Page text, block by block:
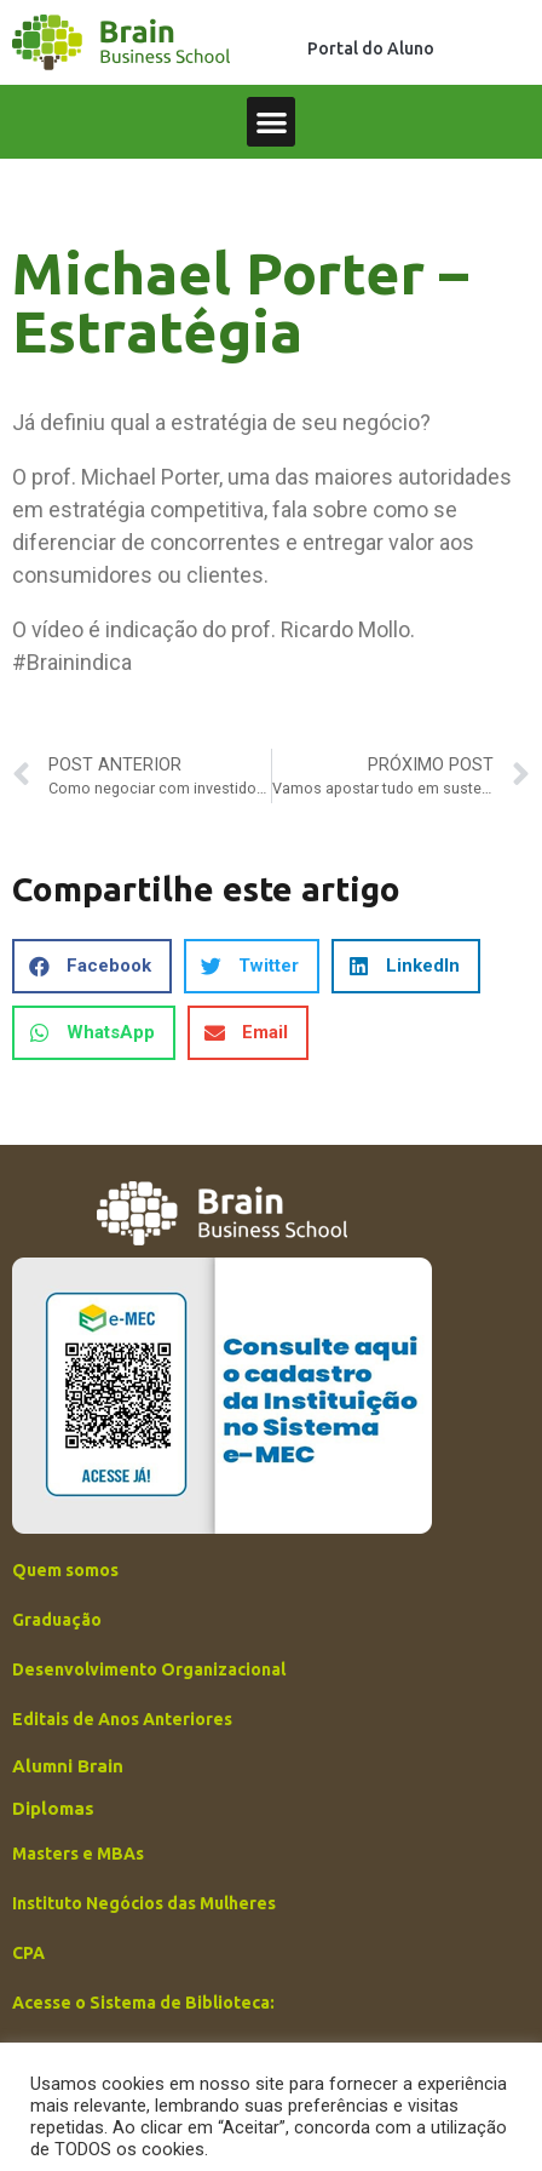
Portal do Aluno
Michael Porter –
Estratégia
Já definiu qual a estratégia de seu negócio?
O prof. Michael Porter, uma das maiores autoridades
em estratégia competitiva, fala sobre como se
diferenciar de concorrentes e entregar valor aos
consumidores ou clientes.
O vídeo é indicação do prof. Ricardo Mollo.
#Brainindica
POST ANTERIOR PRÓXIMO POST
Vamos apostar tudo em sustentabilidade
Compartilhe este artigo
Facebook Twitter LinkedIn
WhatsApp Email
Quem somos
Graduação
Desenvolvimento Organizacional
Editais de Anos Anteriores
Alumni Brain
Diplomas
Masters e MBAs
Instituto Negócios das Mulheres
CPA
Acesse o Sistema de Biblioteca:
Copyright 2026 Brain Business School |Política de privacidade|
Desenvolvido porEnoma
Usamos cookies em nosso site para fornecer a experiência
mais relevante, lembrando suas preferências e visitas
repetidas. Ao clicar em “Aceitar”, concorda com a utilização
de TODOS os cookies.